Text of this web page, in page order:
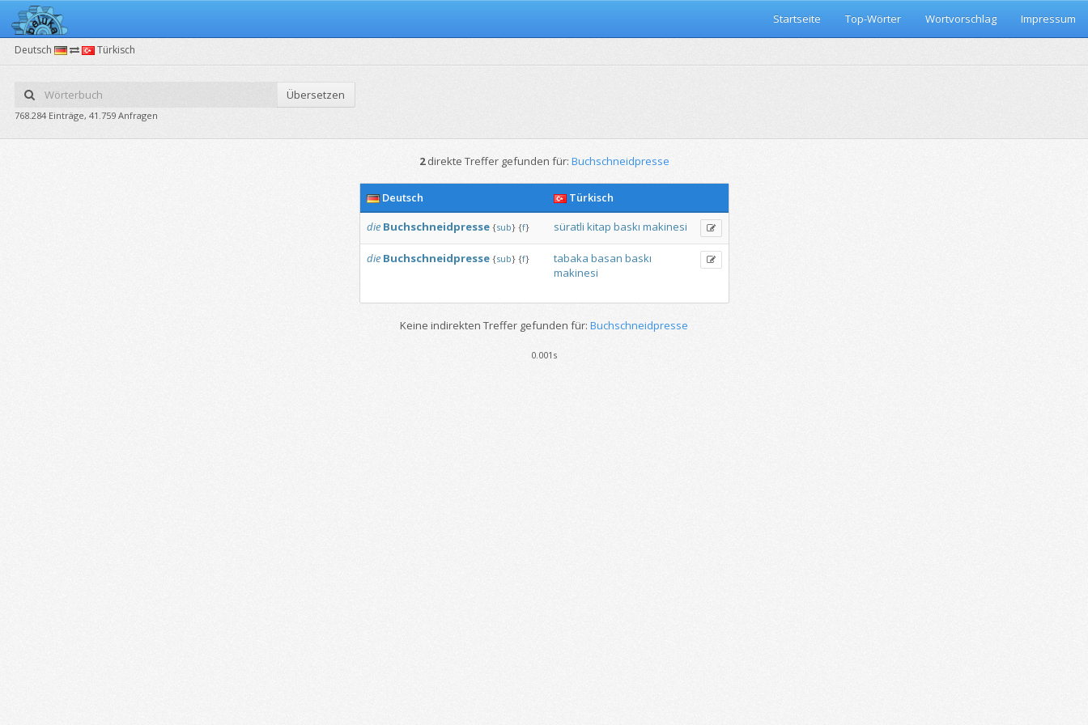
Startseite Top-Wörter Wortvorschlag Impressum
Deutsch Türkisch
Übersetzen
768.284 Einträge, 41.759 Anfragen
2direkte Treffer gefunden für: Buchschneidpresse
Deutsch
Türkisch
die Buchschneidpresse {sub} {f} süratli kitap baskı makinesi
die Buchschneidpresse {sub} {f} tabaka basan baskı
makinesi
Keine indirekten Treffer gefunden für: Buchschneidpresse
0.001s